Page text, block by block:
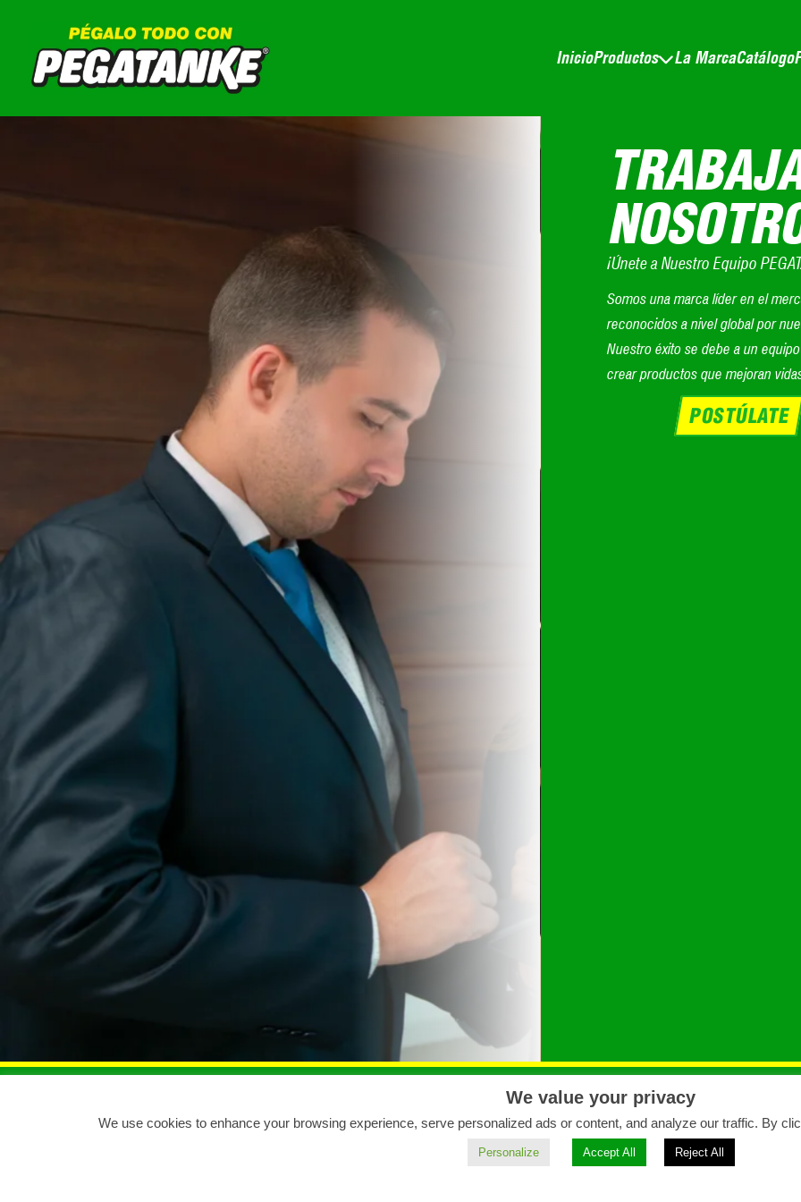
InicioProductos La MarcaCatálogo
¡Únete a Nuestro Equipo
Somos una marca líder en el
reconocidos a nivel global por
Nuestro éxito se debe a un
crear productos que mejoran
POSTÚLATE
Políticas de Privacidad
We value your privacy
We use cookies to enhance your browsing experience, serve personalized ads or content, and analyze our traffic. By
Personalize Accept All Reject All